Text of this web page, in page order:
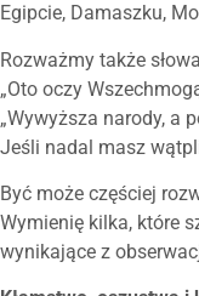
Egipcie, Damaszku,
Rozważmy także
„Oto oczy
„Wywyższa narody, a
Jeśli nadal masz
Być może częściej
Wymienię kilka, które
wynikające z